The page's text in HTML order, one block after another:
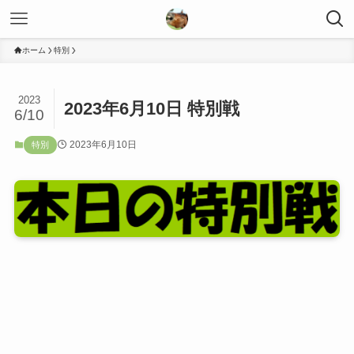
ホーム 特別
2023年6月10日 特別戦
2023
6/10
特別 2023年6月10日